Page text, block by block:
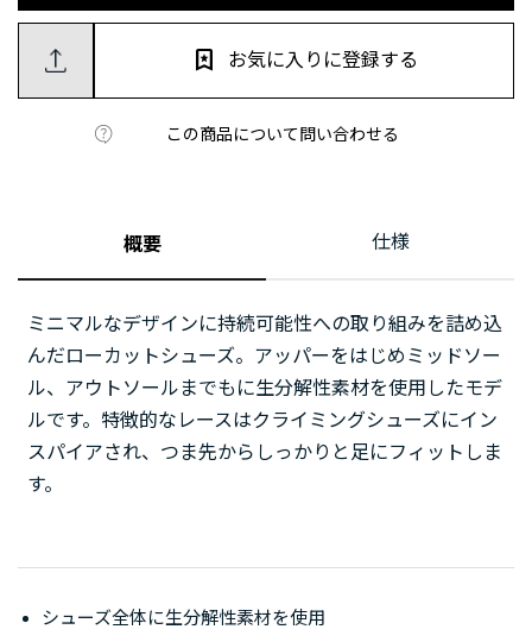
この商品について問い合わせる
お気に入りに登録する
概要 仕様
ミニマルなデザインに持続可能性への取り組みを詰め込
んだローカットシューズ。アッパーをはじめミッドソー
ル、アウトソールまでもに生分解性素材を使用したモデ
ルです。特徴的なレースはクライミングシューズにイン
スパイアされ、つま先からしっかりと足にフィットしま
す。
シューズ全体に生分解性素材を使用